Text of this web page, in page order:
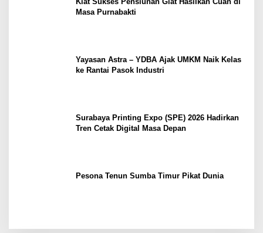
Masa Purnabakti
Yayasan Astra – YDBA Ajak UMKM Naik Kelas
ke Rantai Pasok Industri
Surabaya Printing Expo (SPE) 2026 Hadirkan
Tren Cetak Digital Masa Depan
Pesona Tenun Sumba Timur Pikat Dunia